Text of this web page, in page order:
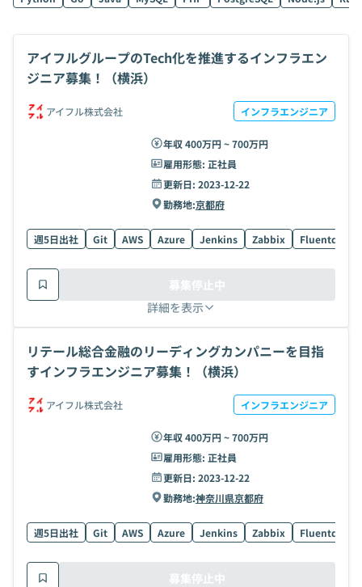
アイフルグループのTech化を推進するインフラエン
ジニア募集！（横浜）
アイフル株式会社 インフラエンジニア
年収 400万円 ~ 700万円
雇用形態: 正社員
更新日: 2023-12-22
勤務地:京都府
週5日出社 Git AWS Azure Jenkins Zabbix Fluentd
詳細を表示
募集停止中
リテール総合金融のリーディングカンパニーを目指
すインフラエンジニア募集！（横浜）
アイフル株式会社 インフラエンジニア
年収 400万円 ~ 700万円
雇用形態: 正社員
更新日: 2023-12-22
勤務地:神奈川県京都府
週5日出社 Git AWS Azure Jenkins Zabbix Fluentd
募集停止中